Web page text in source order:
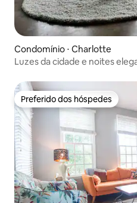
Condomínio ⋅ Charlotte
Luzes da cidade e noites
Preferido dos hóspedes
Preferido dos hóspedes